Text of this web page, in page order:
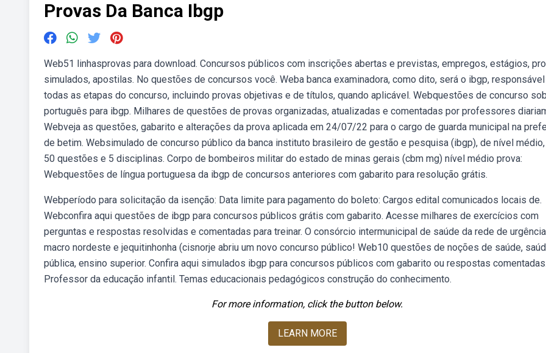
Provas Da Banca Ibgp
Web51 linhasprovas para download. Concursos públicos com inscrições abertas e previstas, empregos, estágios,
simulados, apostilas. No questões de concursos você. Weba banca examinadora, como dito, será o ibgp,
todas as etapas do concurso, incluindo provas objetivas e de títulos, quando aplicável. Webquestões de concurso
português para ibgp. Milhares de questões de provas organizadas, atualizadas e comentadas por professores
Webveja as questões, gabarito e alterações da prova aplicada em 24/07/22 para o cargo de guarda municipal na
de betim. Websimulado de concurso público da banca instituto brasileiro de gestão e pesquisa (ibgp), de nível
50 questões e 5 disciplinas. Corpo de bombeiros militar do estado de minas gerais (cbm mg) nível médio prova:
Webquestões de língua portuguesa da ibgp de concursos anteriores com gabarito para resolução grátis.
Webperíodo para solicitação da isenção: Data limite para pagamento do boleto: Cargos edital comunicados locais de.
Webconfira aqui questões de ibgp para concursos públicos grátis com gabarito. Acesse milhares de exercícios com
perguntas e respostas resolvidas e comentadas para treinar. O consórcio intermunicipal de saúde da rede de urgência
macro nordeste e jequitinhonha (cisnorje abriu um novo concurso público! Web10 questões de noções de saúde,
pública, ensino superior. Confira aqui simulados ibgp para concursos públicos com gabarito ou respostas
Professor da educação infantil. Temas educacionais pedagógicos construção do conhecimento.
For more information, click the button below.
LEARN MORE